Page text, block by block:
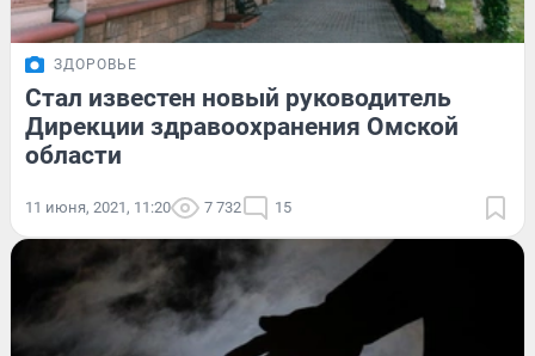
ЗДОРОВЬЕ
Стал известен новый руководитель
Дирекции здравоохранения Омской
области
11 июня, 2021, 11:20 7 732 15